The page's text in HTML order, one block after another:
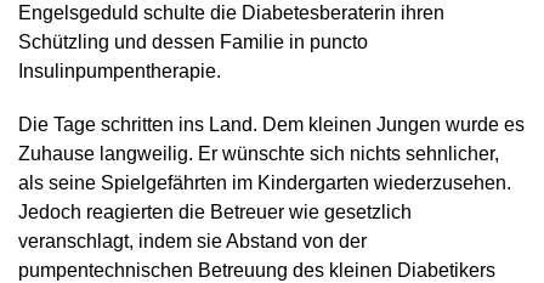
Engelsgeduld schulte die Diabetesberaterin ihren
Schützling und dessen Familie in puncto
Insulinpumpentherapie.
Die Tage schritten ins Land. Dem kleinen Jungen wurde es
Zuhause langweilig. Er wünschte sich nichts sehnlicher,
als seine Spielgefährten im Kindergarten wiederzusehen.
Jedoch reagierten die Betreuer wie gesetzlich
veranschlagt, indem sie Abstand von der
pumpentechnischen Betreuung des kleinen Diabetikers